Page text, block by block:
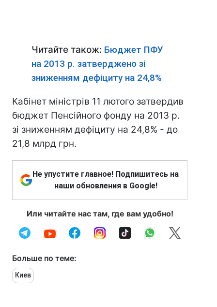
Читайте також: Бюджет ПФУ
на 2013 р. затверджено зі
зниженням дефіциту на 24,8%
Кабінет міністрів 11 лютого затвердив
бюджет Пенсійного фонду на 2013 р.
зі зниженням дефіциту на 24,8% - до
21,8 млрд грн.
Не упустите главное! Подпишитесь на
наши обновления в Google!
Или читайте нас там, где вам удобно!
Больше по теме:
Киев